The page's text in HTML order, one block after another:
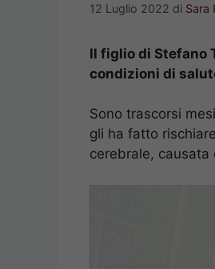
12 Luglio 2022 di Sara
Il figlio di Stefano
condizioni di
Sono trascorsi
gli ha fatto
cerebrale, causata